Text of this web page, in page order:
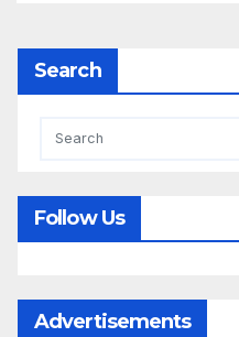
Search
Follow Us
Advertisements